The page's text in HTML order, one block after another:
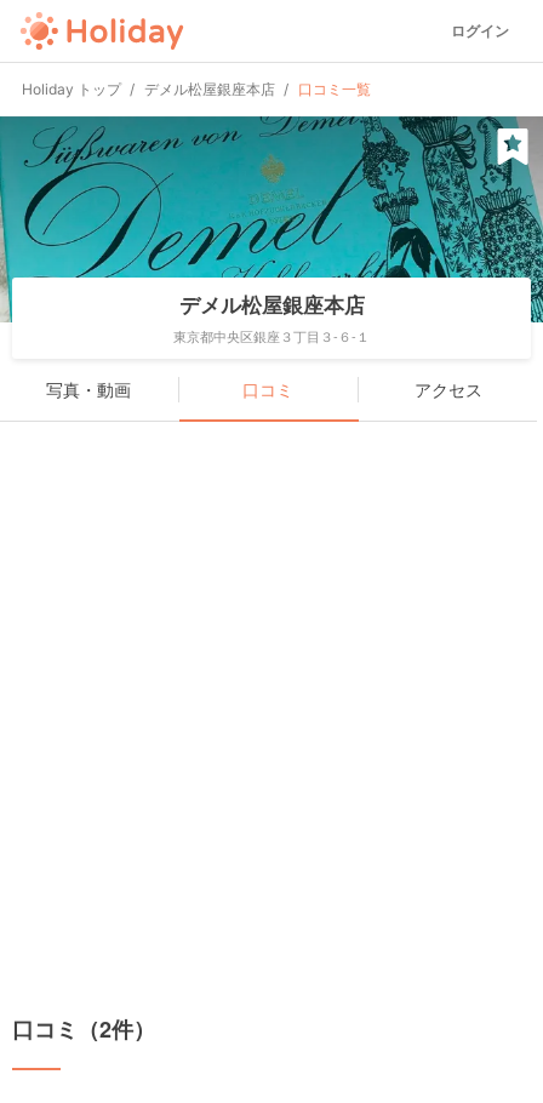
ログイン
Holiday トップ デメル松屋銀座本店 口コミ一覧
デメル松屋銀座本店
東京都中央区銀座３丁目３-６-１
写真・動画 口コミ アクセス
口コミ（2件）